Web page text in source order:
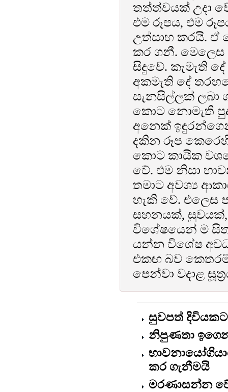
තත්ත්වයක් උදා
එම රූපය, එම
උත්සාහ කරයි.
කර ගනී. මෙලෙස
සිදුවේ. කැමැති
අකමැති දේ
සැනසිල්ලක් ලබා
කොට නොමැති
අනෙක්
දකින රූප
කොට කායික
වේ. එම නිසා
තමාට අවශ්‍ය
හැකි වේ. එලෙස
සහනයක්, සුවයක්,
විශේෂයෙන් ම සිත
යන්න විශේෂ
එකඟ බව
පෙන්වා වදාළ
සුවපත්
නිපුණතා
කර ගැනීමයි
මරණාසන්න